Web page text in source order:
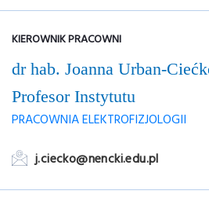
KIEROWNIK PRACOWNI
dr hab. Joanna Urban-
Profesor Instytutu
PRACOWNIA ELEKTROFIZJOLOGII
j.ciecko@nencki.edu.pl